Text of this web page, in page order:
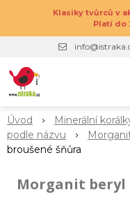
Klasiky tvůrců v
Platí do
Úvod Minerální
podle názvu
broušené šňůra
Morganit beryl